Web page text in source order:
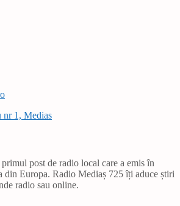
nr 1, Medias
post de radio local care a emis în
din Europa. Radio Mediaș 725 îți aduce știri
radio sau online.